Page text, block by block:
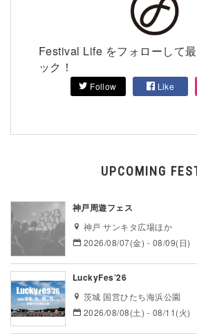
Festival Life をフォローして
ック！
Follow Like
UPCOMING
神戸周遊フェス
神戸 サンキタ広場ほか
2026/08/07(金) - 08/09(日)
LuckyFes’26
茨城 国営ひたち海浜公園
2026/08/08(土) - 08/11(火)